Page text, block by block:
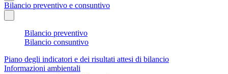
Bilancio preventivo e consuntivo
Bilancio preventivo
Bilancio consuntivo
Piano degli indicatori e dei risultati attesi di bilancio
Informazioni ambientali